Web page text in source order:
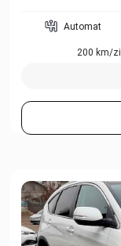
Automat
200 km/zi